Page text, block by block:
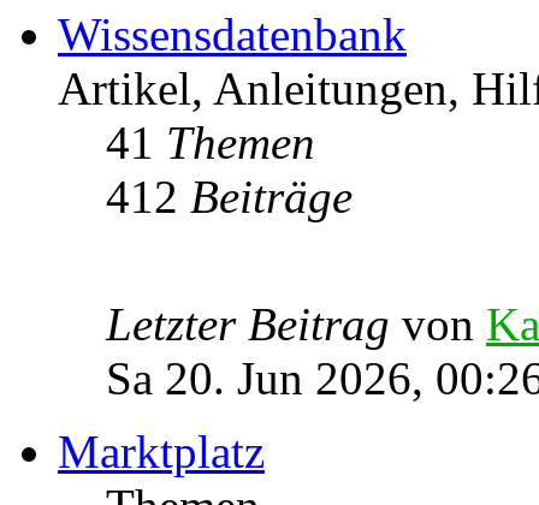
Wissensdatenbank
Artikel, Anleitungen,
41 Themen
412 Beiträge
Letzter Beitrag von
Sa 20. Jun 2026,
Marktplatz